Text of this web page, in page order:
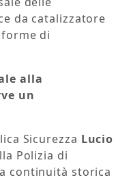
da catalizzatore
di
alla
un
Sicurezza Lucio
Polizia di
continuità storica